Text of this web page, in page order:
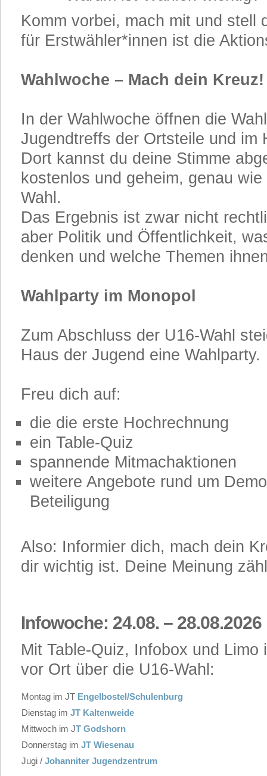
Komm vorbei, mach mit und stell
für Erstwähler*innen ist die
Wahlwoche – Mach dein Kreuz!
In der Wahlwoche öffnen die
Jugendtreffs der Ortsteile und im
Dort kannst du deine Stimme
kostenlos und geheim, genau
Wahl.
Das Ergebnis ist zwar nicht
aber Politik und Öffentlichkeit,
denken und welche Themen
Wahlparty im Monopol
Zum Abschluss der U16-Wahl
Haus der Jugend eine Wahlparty.
Freu dich auf:
die die erste Hochrechnung
ein Table-Quiz
spannende Mitmachaktionen
weitere Angebote rund um
Beteiligung
Also: Informier dich, mach dein
dir wichtig ist. Deine Meinung
Infowoche: 24.08. – 28.08.2026
Mit Table-Quiz, Infobox und Limo
vor Ort über die U16-Wahl:
Montag im JT Engelbostel/Schulenburg
Dienstag im JT Kaltenweide
Mittwoch im JT Godshorn
Donnerstag im JT Wiesenau
Jugi / Johanniter Jugendzentrum